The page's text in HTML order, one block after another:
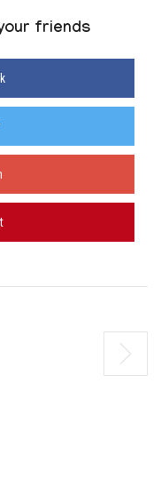
friends